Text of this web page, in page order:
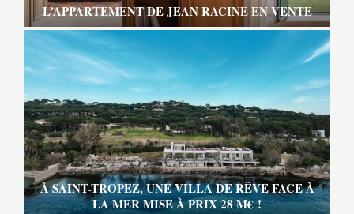
L’APPARTEMENT DE JEAN RACINE EN VENTE
À SAINT-TROPEZ, UNE VILLA DE RÊVE FACE À
LA MER MISE À PRIX 28 M€ !